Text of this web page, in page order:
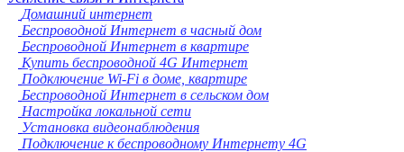
Домашний интернет
Беспроводной Интернет в часный дом
Беспроводной Интернет в квартире
Купить беспроводной 4G Интернет
Подключение Wi-Fi в доме, квартире
Беспроводной Интернет в сельском дом
Настройка локальной сети
Установка видеонаблюдения
Подключение к беспроводному Интернету 4G